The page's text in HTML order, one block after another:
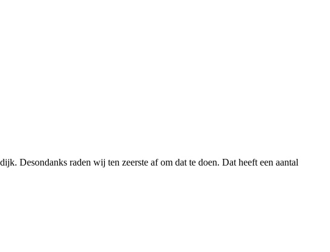
Desondanks raden wij ten zeerste af om dat te doen. Dat heeft een aantal